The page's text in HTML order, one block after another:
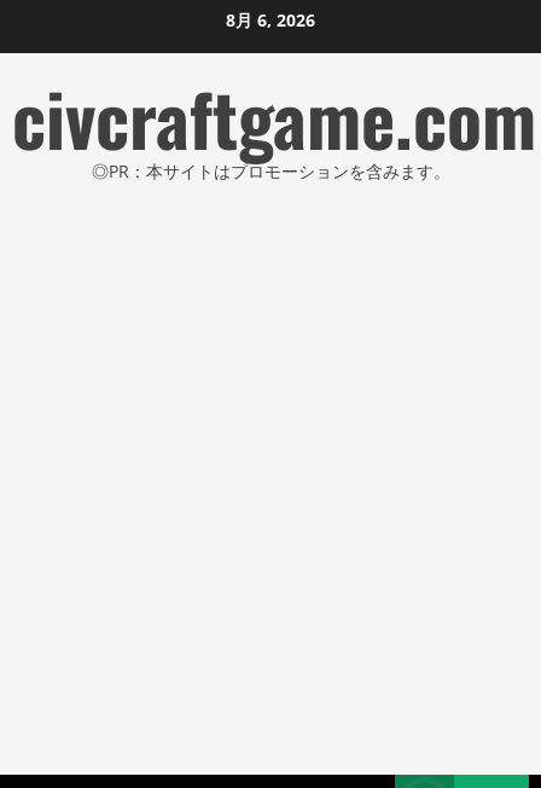
ン
ン
ツ
8月 6, 2026
civcraftgame.com
◎PR：本サイトはプロモーションを含みます。